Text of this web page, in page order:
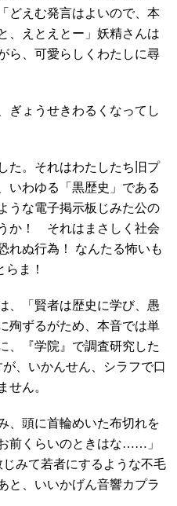
どえむ発言はよいので、本
、えとえとー」妖精さんは
ら、可愛らしくわたしに尋
ぎょうせきわるくなってし
た。それはわたしたち旧プ
いわゆる「黒歴史」である
うな電子掲示板じみた公の
か！ それはまさしく社会
れぬ行為！ なんたる怖いも
ま！
、「賢者は歴史に学び、愚
殉ずるがため、本音では単
、『学院』で調査研究した
、いかんせん、シラフで口
せん。
、頭に首輪めいた布切れを
前くらいのときはな……」
みて若者にするような不毛
と、いいかげん音響カプラ